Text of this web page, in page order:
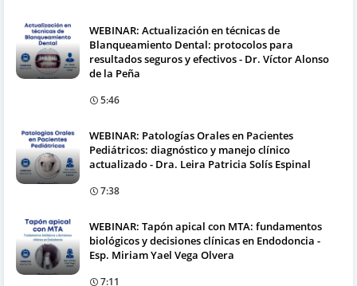
WEBINAR: Actualización en técnicas de
Blanqueamiento Dental: protocolos para
resultados seguros y efectivos - Dr. Víctor Alonso
de la Peña
5:46
WEBINAR: Patologías Orales en Pacientes
Pediátricos: diagnóstico y manejo clínico
actualizado - Dra. Leira Patricia Solís Espinal
7:38
WEBINAR: Tapón apical con MTA: fundamentos
biológicos y decisiones clínicas en Endodoncia -
Esp. Miriam Yael Vega Olvera
7:11